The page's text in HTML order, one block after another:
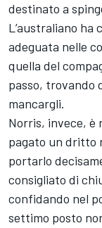
destinato a
L’australiano ha
adeguata nelle
quella del
passo, trovando
mancargli.
Norris, invece, è
pagato un dritto
portarlo
consigliato di
confidando nel
settimo posto